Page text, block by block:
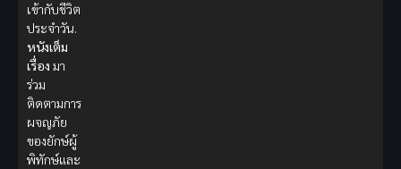
เข้ากับชีวิต
ประจำวัน.
หนังเต็ม
เรื่อง มา
ร่วม
ติดตามการ
ผจญภัย
ของยักษ์ผู้
พิทักษ์และ